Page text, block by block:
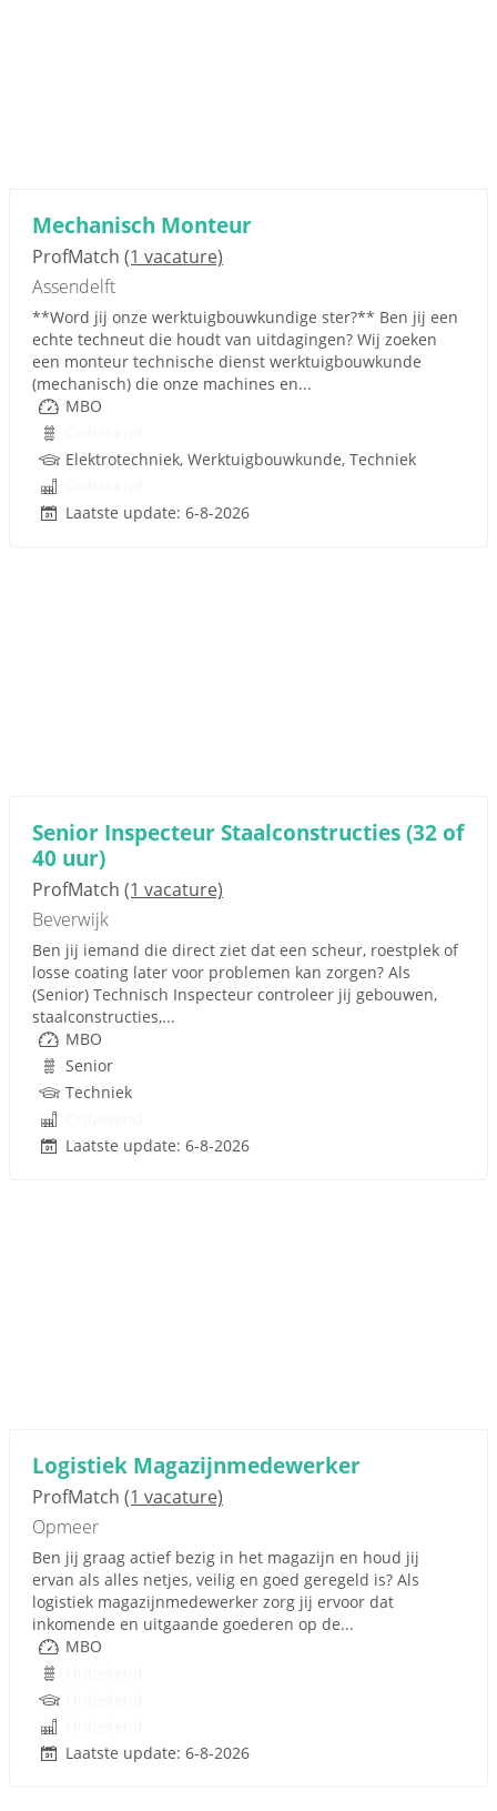
Mechanisch Monteur
ProfMatch (1 vacature)
Assendelft
**Word jij onze werktuigbouwkundige ster?** Ben jij een
echte techneut die houdt van uitdagingen? Wij zoeken
een monteur technische dienst werktuigbouwkunde
(mechanisch) die onze machines en...
MBO
Elektrotechniek, Werktuigbouwkunde, Techniek
Laatste update: 6-8-2026
Senior Inspecteur Staalconstructies (32 of
40 uur)
ProfMatch (1 vacature)
Beverwijk
Ben jij iemand die direct ziet dat een scheur, roestplek of
losse coating later voor problemen kan zorgen? Als
(Senior) Technisch Inspecteur controleer jij gebouwen,
staalconstructies,...
MBO
Senior
Techniek
Laatste update: 6-8-2026
Logistiek Magazijnmedewerker
ProfMatch (1 vacature)
Opmeer
Ben jij graag actief bezig in het magazijn en houd jij
ervan als alles netjes, veilig en goed geregeld is? Als
logistiek magazijnmedewerker zorg jij ervoor dat
inkomende en uitgaande goederen op de...
MBO
Laatste update: 6-8-2026